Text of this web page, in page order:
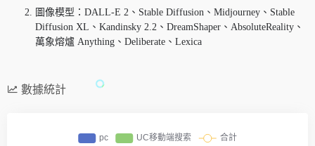
圖像模型：DALL-E 2、Stable Diffusion、Midjourney、Stable
Diffusion XL、Kandinsky 2.2、DreamShaper、AbsoluteReality、
萬象熔爐 Anything、Deliberate、Lexica
數據統計